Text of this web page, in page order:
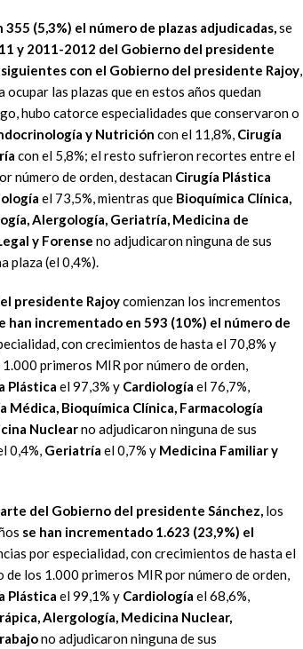
355 (5,3%) el número de plazas adjudicadas,se
y 2011-2012 del Gobierno del presidente
con el Gobierno del presidente Rajoy,
las plazas que en estos años quedan
hubo catorce especialidades que conservaron o
y Nutrición con el 11,8%, Cirugía
con el 5,8%; el resto sufrieron recortes entre el
número de orden, destacan Cirugía Plástica
el 73,5%, mientras que Bioquímica Clínica,
Alergología, Geriatría, Medicina de
y Forense no adjudicaron ninguna de sus
plaza (el 0,4%).
presidente Rajoycomienzan los incrementos
han incrementado en 593 (10%) el número de
con crecimientos de hasta el 70,8% y
primeros MIR por número de orden,
Plástica el 97,3% y Cardiología el 76,7%,
Médica, Bioquímica Clínica, Farmacología
Nuclearno adjudicaron ninguna de sus
0,4%, Geriatría el 0,7% y Medicina Familiar y
del Gobierno del presidente Sánchez, los
se han incrementado 1.623 (23,9%) el
por especialidad, con crecimientos de hasta el
los 1.000 primeros MIR por número de orden,
Plástica el 99,1% y Cardiología el 68,6%,
Alergología, Medicina Nuclear,
no adjudicaron ninguna de sus